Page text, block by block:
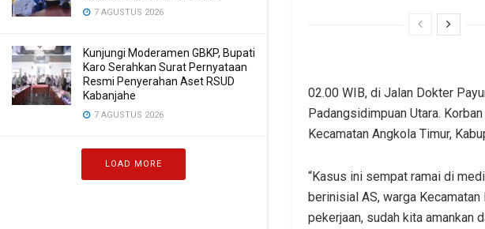
7 AGUSTUS 2026
Kunjungi Moderamen GBKP, Bupati
Karo Serahkan Surat Pernyataan
Resmi Penyerahan Aset RSUD
Kabanjahe
7 AGUSTUS 2026
LOAD MORE
02.00 WIB, di Jalan Dokter
Padangsidimpuan Utara.
Kecamatan Angkola Timur,
“Kasus ini sempat ramai di
berinisial AS, warga
pekerjaan, sudah kita amankan